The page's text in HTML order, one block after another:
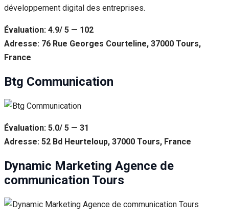
développement digital des entreprises.
Évaluation: 4.9/ 5 — 102
Adresse: 76 Rue Georges Courteline, 37000 Tours,
France
Btg Communication
Évaluation: 5.0/ 5 — 31
Adresse: 52 Bd Heurteloup, 37000 Tours, France
Dynamic Marketing Agence de
communication Tours